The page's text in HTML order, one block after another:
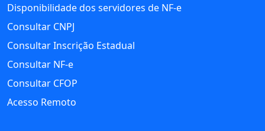
Disponibilidade dos servidores de NF-e
Consultar CNPJ
Consultar Inscrição Estadual
Consultar NF-e
Consultar CFOP
Acesso Remoto